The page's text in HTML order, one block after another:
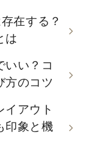
在する？
は
いい？コ
方のコツ
イアウト
印象と機